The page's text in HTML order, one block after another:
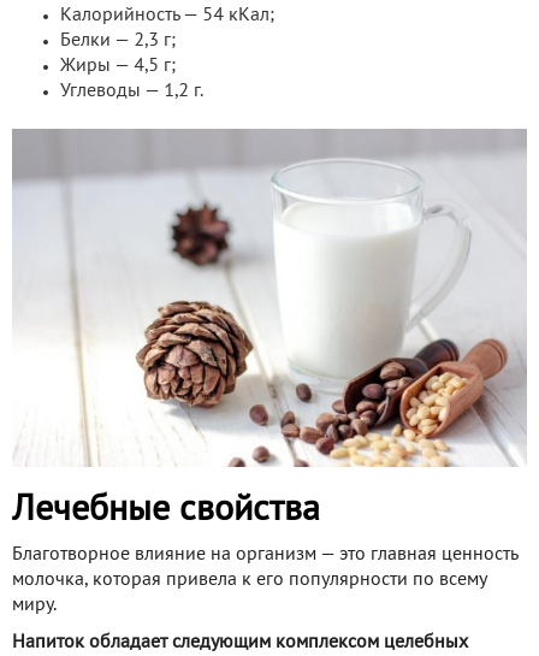
Калорийность — 54 кКал;
Белки — 2,3 г;
Жиры — 4,5 г;
Углеводы — 1,2 г.
Лечебные свойства
Благотворное влияние на организм — это главная ценность
молочка, которая привела к его популярности по всему
миру.
Напиток обладает следующим комплексом целебных